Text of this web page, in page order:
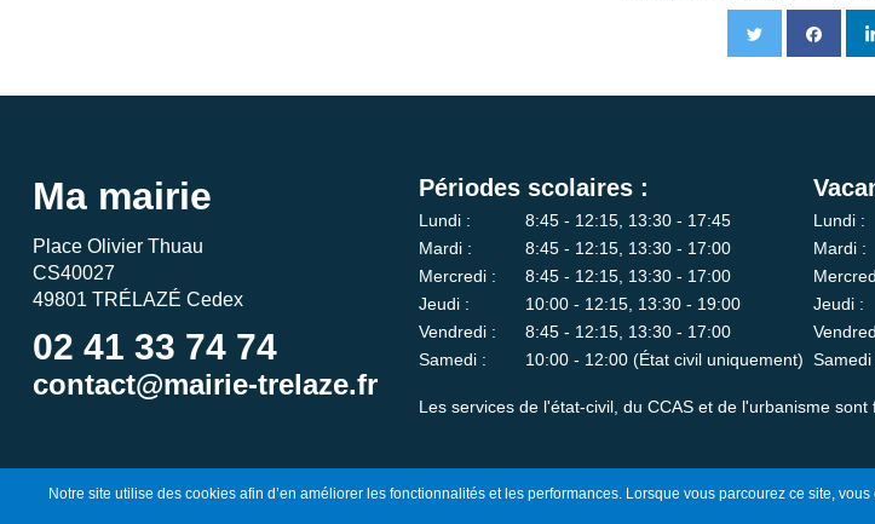
Ma mairie
Place Olivier Thuau
CS40027
49801 TRÉLAZÉ Cedex
02 41 33 74 74
contact@mairie-trelaze.fr
Périodes scolaires :
Lundi :
8:45 - 12:15, 13:30 - 17:45
Mardi :
8:45 - 12:15, 13:30 - 17:00
Mercredi :
8:45 - 12:15, 13:30 - 17:00
Jeudi :
10:00 - 12:15, 13:30 - 19:00
Vendredi :
8:45 - 12:15, 13:30 - 17:00
Samedi :
10:00 - 12:00 (État civil uniquement)
Lundi :
Mardi :
Jeudi :
Samedi
Les services de l'état-civil, du CCAS et de l'urbanisme
Notre site utilise des cookies afin d’en améliorer les fonctionnalités et les performances. Lorsque vous parcourez ce site,